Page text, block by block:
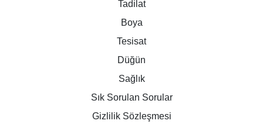
Tadilat
Boya
Tesisat
Düğün
Sağlık
Sık Sorulan Sorular
Gizlilik Sözleşmesi